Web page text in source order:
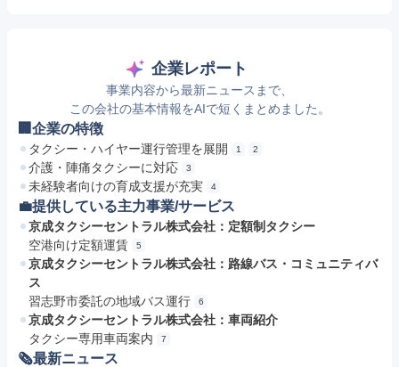
企業レポート
事業内容から最新ニュースまで、
この会社の基本情報をAIで短くまとめました。
🏢企業の特徴
タクシー・ハイヤー運行管理を展開 1 2
介護・陣痛タクシーに対応 3
未経験者向けの育成支援が充実 4
💼提供している主力事業/サービス
京成タクシーセントラル株式会社：定額制タクシー
空港向け定額運賃
5
京成タクシーセントラル株式会社：路線バス・コミュニティバ
ス
習志野市委託の地域バス運行
6
京成タクシーセントラル株式会社：車両紹介
タクシー専用車両案内
7
🗞最新ニュース